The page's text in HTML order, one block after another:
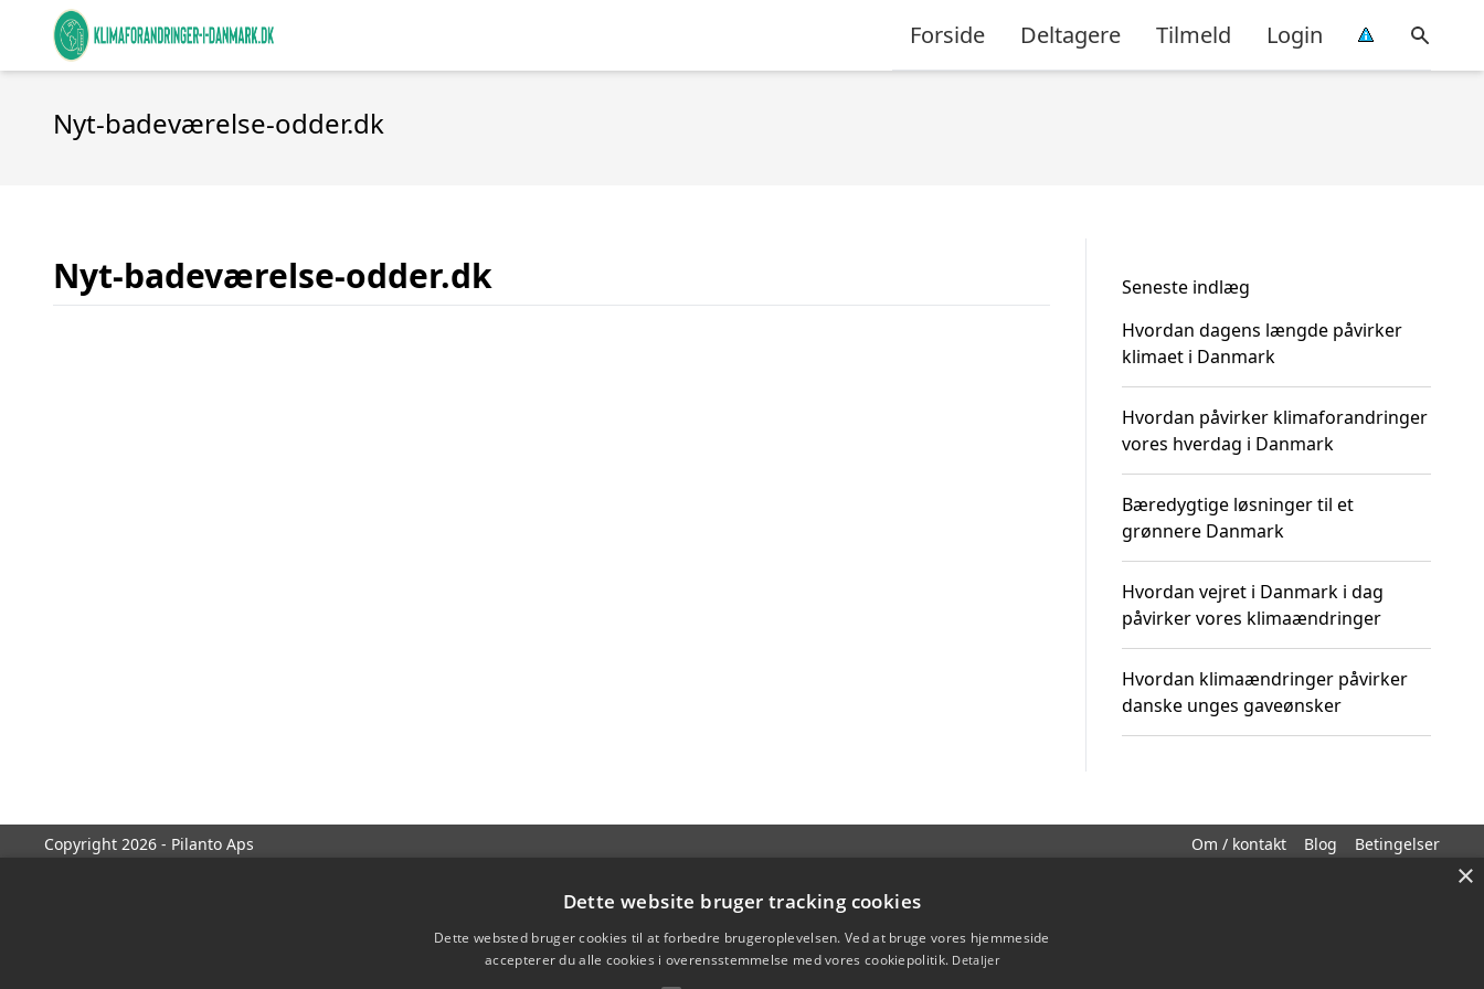
Forside Deltagere Tilmeld Login
Nyt-badeværelse-odder.dk
Nyt-badeværelse-odder.dk
Seneste indlæg
Hvordan dagens længde påvirker
klimaet i Danmark
Hvordan påvirker klimaforandringer
vores hverdag i Danmark
Bæredygtige løsninger til et
grønnere Danmark
Hvordan vejret i Danmark i dag
påvirker vores klimaændringer
Hvordan klimaændringer påvirker
danske unges gaveønsker
Copyright 2026 - Pilanto Aps Om / kontakt Blog Betingelser
×
Dette website bruger tracking cookies
Dette websted bruger cookies til at forbedre brugeroplevelsen. Ved at bruge vores hjemmeside
accepterer du alle cookies i overensstemmelse med vores cookiepolitik. Detaljer